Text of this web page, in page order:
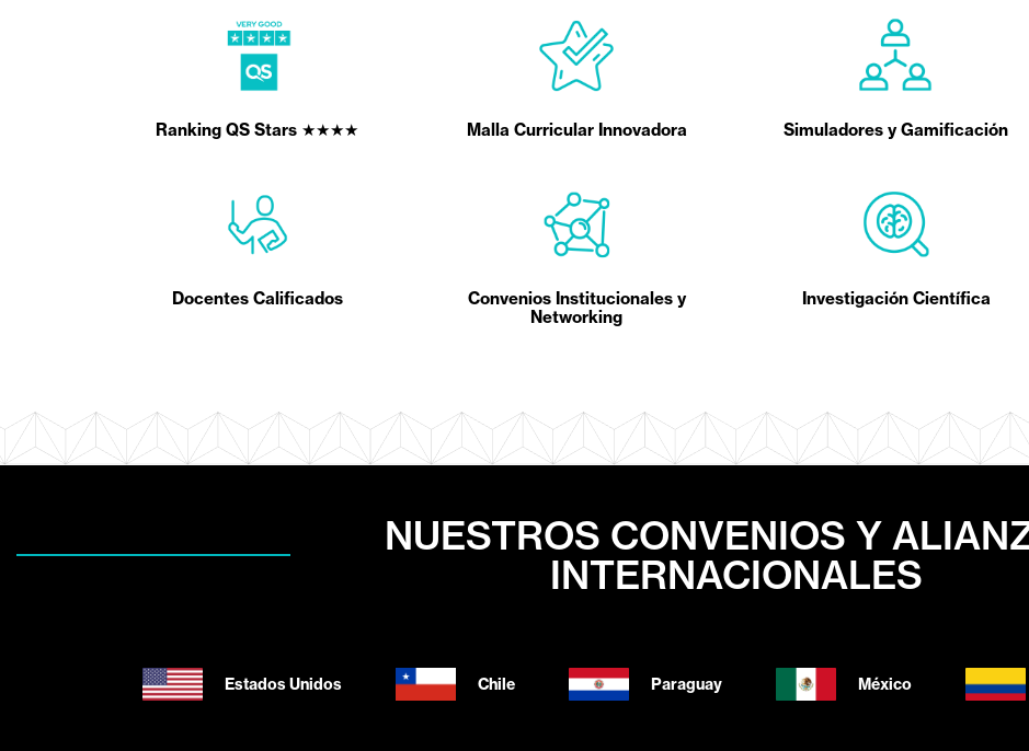
Ranking QS Stars ★★★★ Malla Curricular Innovadora Simuladores y Gamificación
Docentes Calificados
Convenios Institucionales y
Networking
Investigación Científica
NUESTROS CONVENIOS Y
INTERNACIONALES
Estados Unidos Chile Paraguay México